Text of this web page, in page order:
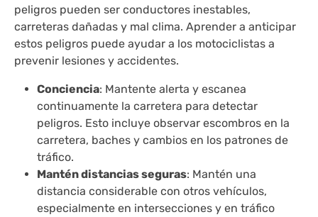
peligros pueden ser conductores inestables,
carreteras dañadas y mal clima. Aprender a anticipar
estos peligros puede ayudar a los motociclistas a
prevenir lesiones y accidentes.
Conciencia: Mantente alerta y escanea
continuamente la carretera para detectar
peligros. Esto incluye observar escombros en la
carretera, baches y cambios en los patrones de
tráfico.
Mantén distancias seguras: Mantén una
distancia considerable con otros vehículos,
especialmente en intersecciones y en tráfico